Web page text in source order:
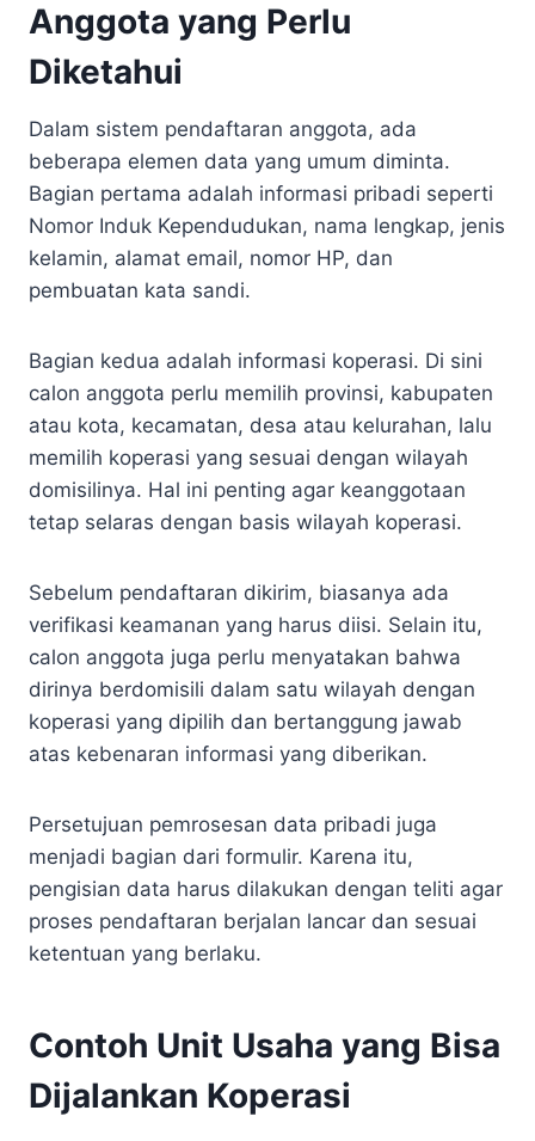
Anggota yang Perlu
Diketahui
Dalam sistem pendaftaran anggota, ada
beberapa elemen data yang umum diminta.
Bagian pertama adalah informasi pribadi seperti
Nomor Induk Kependudukan, nama lengkap, jenis
kelamin, alamat email, nomor HP, dan
pembuatan kata sandi.
Bagian kedua adalah informasi koperasi. Di sini
calon anggota perlu memilih provinsi, kabupaten
atau kota, kecamatan, desa atau kelurahan, lalu
memilih koperasi yang sesuai dengan wilayah
domisilinya. Hal ini penting agar keanggotaan
tetap selaras dengan basis wilayah koperasi.
Sebelum pendaftaran dikirim, biasanya ada
verifikasi keamanan yang harus diisi. Selain itu,
calon anggota juga perlu menyatakan bahwa
dirinya berdomisili dalam satu wilayah dengan
koperasi yang dipilih dan bertanggung jawab
atas kebenaran informasi yang diberikan.
Persetujuan pemrosesan data pribadi juga
menjadi bagian dari formulir. Karena itu,
pengisian data harus dilakukan dengan teliti agar
proses pendaftaran berjalan lancar dan sesuai
ketentuan yang berlaku.
Contoh Unit Usaha yang Bisa
Dijalankan Koperasi